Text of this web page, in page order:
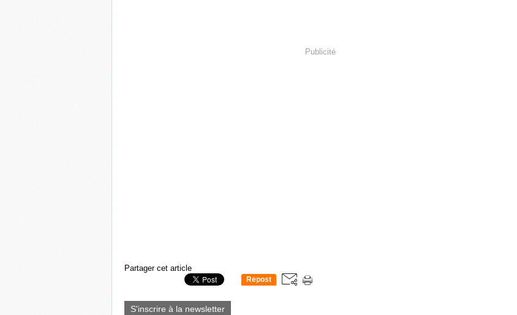
Publicité
Partager cet article
Repost
S'inscrire à la newsletter